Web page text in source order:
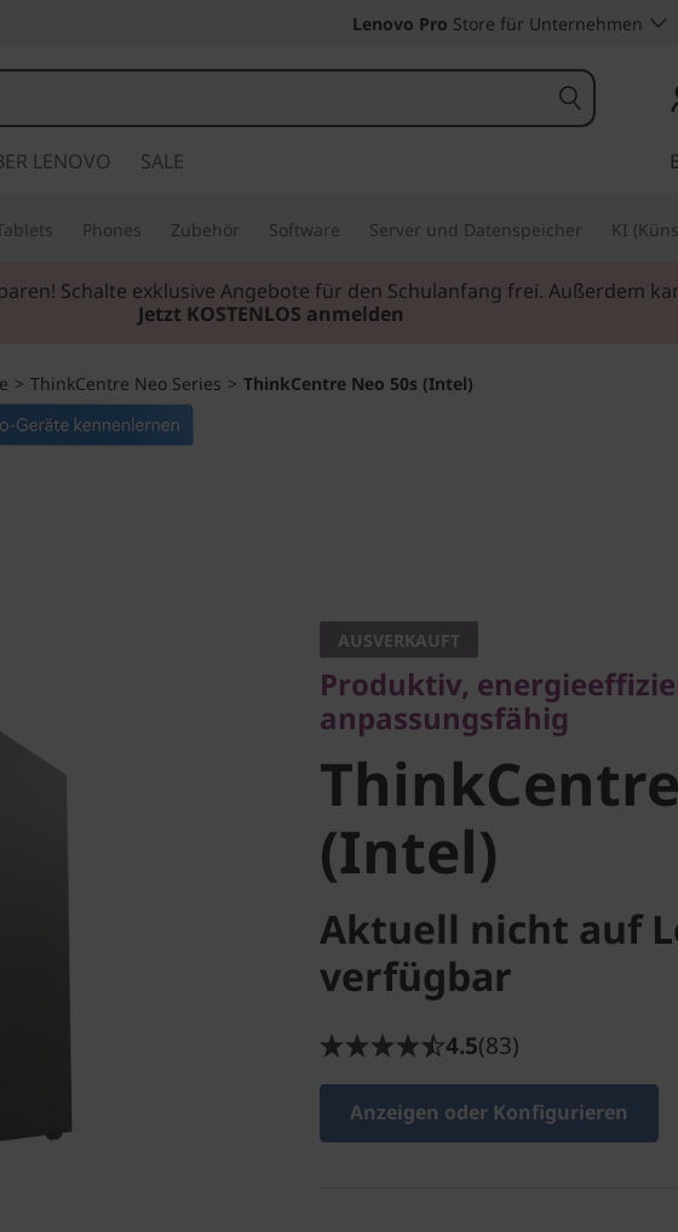
Lenovo Pro Store für Unternehmen
LENOVO SALE
Phones Zubehör Software Server und Datenspeicher KI
Schalte exklusive Angebote für den Schulanfang frei. Außerdem
Jetzt KOSTENLOS anmelden
> ThinkCentre Neo Series > ThinkCentre Neo 50s (Intel)
anpassungsfähig
ThinkCentre
50s (Intel)
AUSVERKAUFT
Produktiv,
anpassungsfähig
(Intel)
Aktuell nicht auf
verfügbar
4.5(83)
Anzeigen oder Konfigurieren